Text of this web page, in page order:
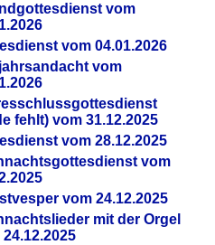
vom
vom 04.01.2026
vom
fehlt) vom 31.12.2025
vom 28.12.2025
vom
vom 24.12.2025
mit der Orgel